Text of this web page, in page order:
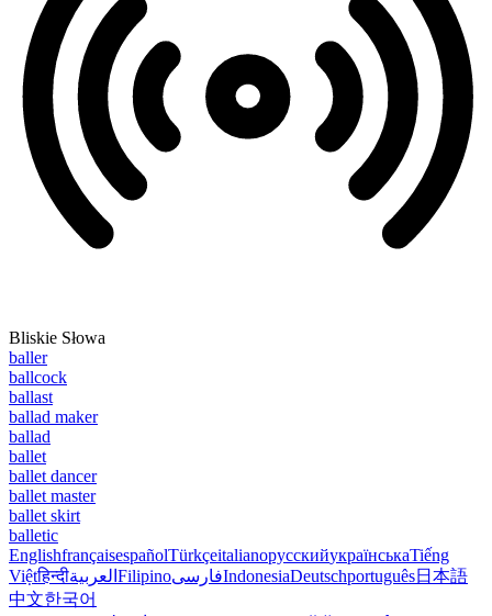
Bliskie Słowa
baller
ballcock
ballast
ballad maker
ballad
ballet
ballet dancer
ballet master
ballet skirt
balletic
EnglishfrançaisespañolTürkçeitalianoрусскийукраїнськаTiếng
Việtहिन्दीالعربية FilipinoفارسیIndonesiaDeutschportuguês日本語
中文한국어